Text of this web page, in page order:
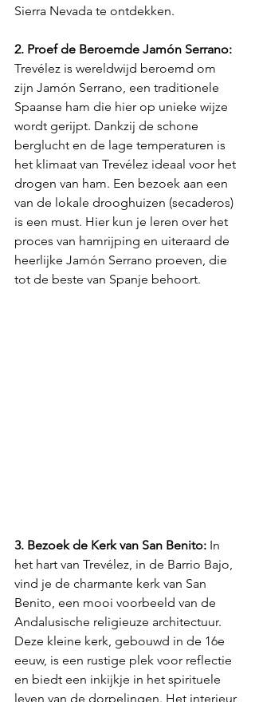
Sierra Nevada te ontdekken.
2. Proef de Beroemde Jamón Serrano:
Trevélez is wereldwijd beroemd om
zijn Jamón Serrano, een traditionele
Spaanse ham die hier op unieke wijze
wordt gerijpt. Dankzij de schone
berglucht en de lage temperaturen is
het klimaat van Trevélez ideaal voor het
drogen van ham. Een bezoek aan een
van de lokale drooghuizen (secaderos)
is een must. Hier kun je leren over het
proces van hamrijping en uiteraard de
heerlijke Jamón Serrano proeven, die
tot de beste van Spanje behoort.
3. Bezoek de Kerk van San Benito: In
het hart van Trevélez, in de Barrio Bajo,
vind je de charmante kerk van San
Benito, een mooi voorbeeld van de
Andalusische religieuze architectuur.
Deze kleine kerk, gebouwd in de 16e
eeuw, is een rustige plek voor reflectie
en biedt een inkijkje in het spirituele
leven van de dorpelingen. Het interieur